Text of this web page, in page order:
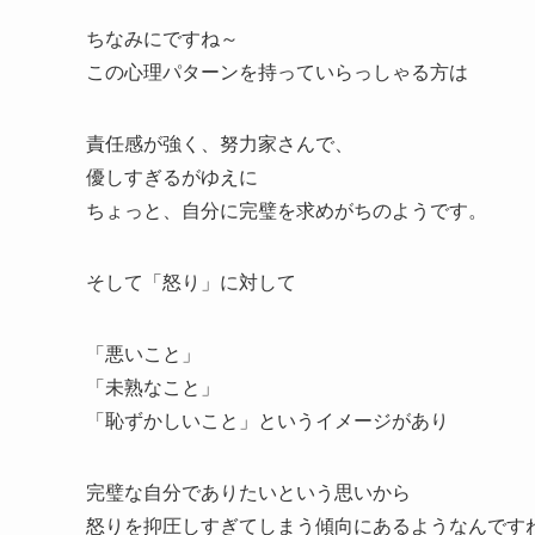
ちなみにですね～
この心理パターンを持っていらっしゃる方は
責任感が強く、努力家さんで、
優しすぎるがゆえに
ちょっと、自分に完璧を求めがちのようです。
そして「怒り」に対して
「悪いこと」
「未熟なこと」
「恥ずかしいこと」というイメージがあり
完璧な自分でありたいという思いから
怒りを抑圧しすぎてしまう傾向にあるようなんです